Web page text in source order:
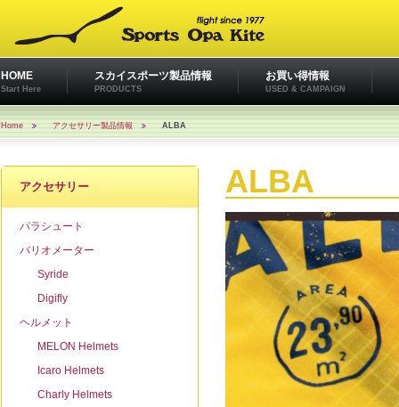
HOME
Start Here
スカイスポーツ製品情報
PRODUCTS
お買い得情報
USED & CAMPAIGN
Home アクセサリー製品情報 ALBA
アクセサリー
パラシュート
バリオメーター
Syride
Digifly
ヘルメット
MELON Helmets
Icaro Helmets
Charly Helmets
ALBA